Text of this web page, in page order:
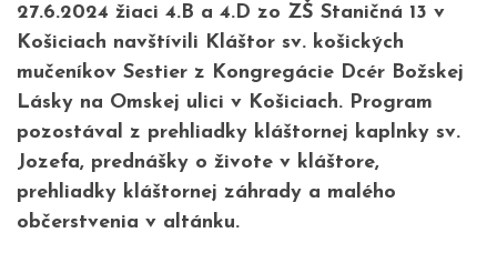
27.6.2024 žiaci 4.B a 4.D zo ZŠ Staničná 13 v
Košiciach navštívili Kláštor sv. košických
mučeníkov Sestier z Kongregácie Dcér Božskej
Lásky na Omskej ulici v Košiciach. Program
pozostával z prehliadky kláštornej kaplnky sv.
Jozefa, prednášky o živote v kláštore,
prehliadky kláštornej záhrady a malého
občerstvenia v altánku.